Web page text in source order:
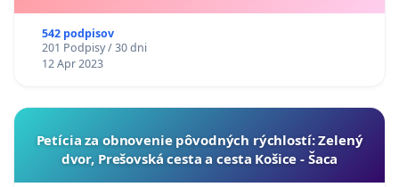
542 podpisov
201 Podpisy / 30 dni
12 Apr 2023
​Petícia za obnovenie pôvodných rýchlostí: Zelený
dvor, Prešovská cesta a cesta Košice - Šaca